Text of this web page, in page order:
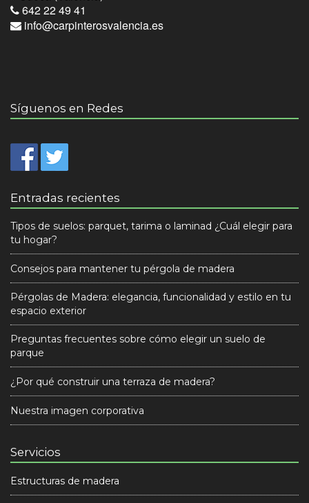
642 22 49 41
info@carpinterosvalencia.es
Síguenos en Redes
Entradas recientes
Tipos de suelos: parquet, tarima o laminad ¿Cuál elegir para
tu hogar?
Consejos para mantener tu pérgola de madera
Pérgolas de Madera: elegancia, funcionalidad y estilo en tu
espacio exterior
Preguntas frecuentes sobre cómo elegir un suelo de
parque
¿Por qué construir una terraza de madera?
Nuestra imagen corporativa
Servicios
Estructuras de madera